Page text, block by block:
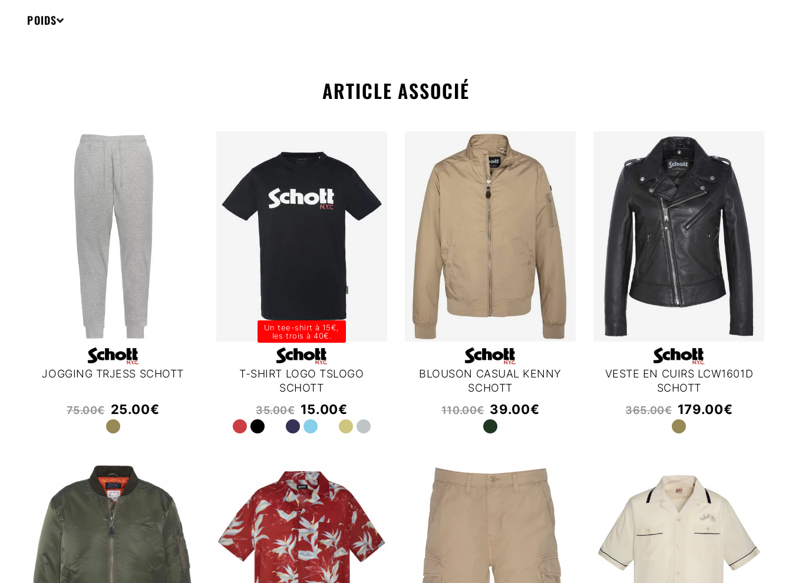
POIDS
ARTICLE ASSOCIÉ
JOGGING TRJESS SCHOTT
75.00€ 25.00€
Un tee-shirt à 15€,
les trois à 40€.
T-SHIRT LOGO TSLOGO
SCHOTT
35.00€ 15.00€
BLOUSON CASUAL KENNY
SCHOTT
110.00€ 39.00€
VESTE EN CUIRS LCW1601D
SCHOTT
365.00€ 179.00€